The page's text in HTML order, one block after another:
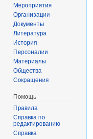
Мероприятия
Организации
Документы
Литература
История
Персоналии
Материалы
Общества
Сокращения
Помощь
Правила
Справка по
редактированию
Справка